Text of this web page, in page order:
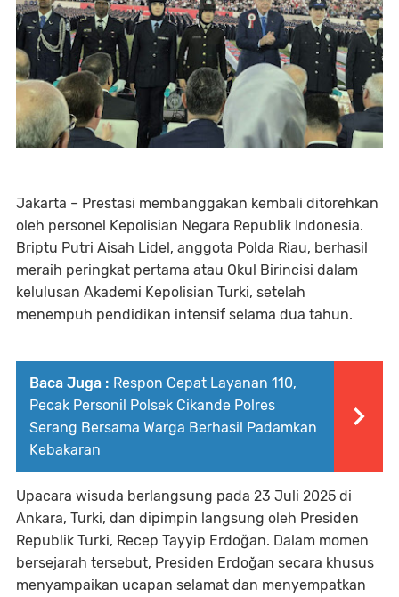
Jakarta – Prestasi membanggakan kembali ditorehkan
oleh personel Kepolisian Negara Republik Indonesia.
Briptu Putri Aisah Lidel, anggota Polda Riau, berhasil
meraih peringkat pertama atau Okul Birincisi dalam
kelulusan Akademi Kepolisian Turki, setelah
menempuh pendidikan intensif selama dua tahun.
Baca Juga : Respon Cepat Layanan 110,
Pecak Personil Polsek Cikande Polres
Serang Bersama Warga Berhasil Padamkan
Kebakaran
Upacara wisuda berlangsung pada 23 Juli 2025 di
Ankara, Turki, dan dipimpin langsung oleh Presiden
Republik Turki, Recep Tayyip Erdoğan. Dalam momen
bersejarah tersebut, Presiden Erdoğan secara khusus
menyampaikan ucapan selamat dan menyempatkan